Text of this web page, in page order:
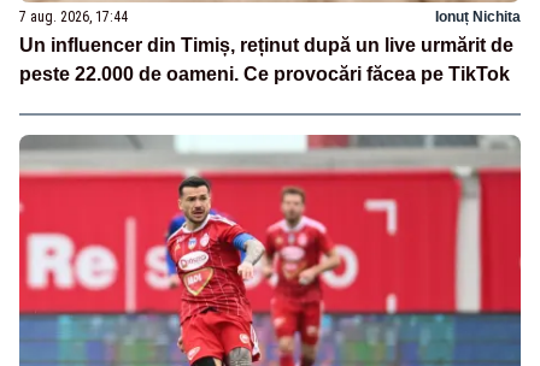
7 aug. 2026, 17:44 Ionuț Nichita
Un influencer din Timiș, reținut după un live urmărit de
peste 22.000 de oameni. Ce provocări făcea pe TikTok